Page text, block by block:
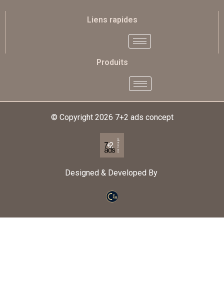
Liens rapides
Produits
© Copyright 2026 7+2 ads concept
Designed & Developed By